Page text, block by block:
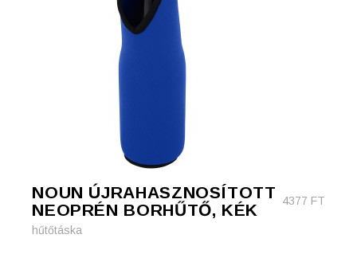
NOUN ÚJRAHASZNOSÍTOTT
NEOPRÉN BORHŰTŐ, KÉK
4377 FT
hűtőtáska